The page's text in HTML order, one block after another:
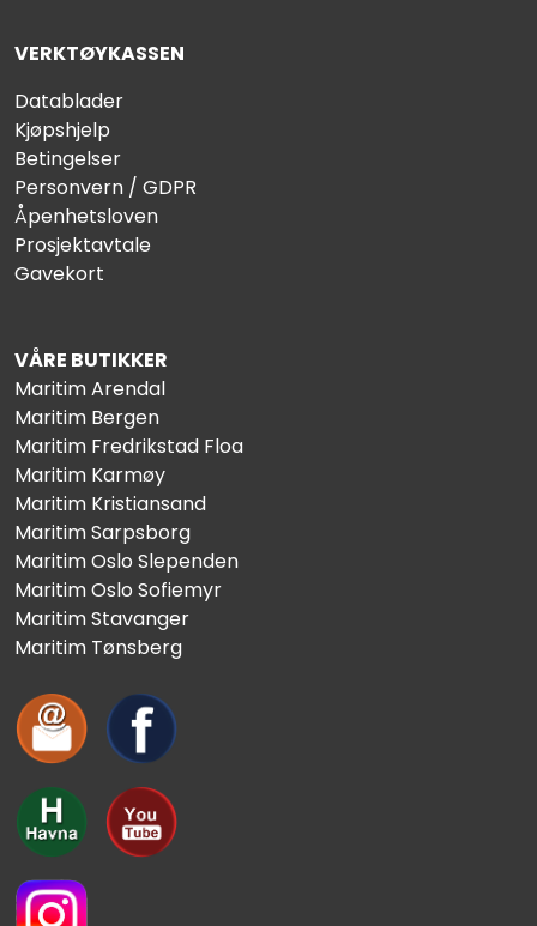
VERKTØYKASSEN
Datablader
Kjøpshjelp
Betingelser
Personvern / GDPR
Åpenhetsloven
Prosjektavtale
Gavekort
VÅRE BUTIKKER
Maritim Arendal
Maritim Bergen
Maritim Fredrikstad Floa
Maritim Karmøy
Maritim Kristiansand
Maritim Sarpsborg
Maritim Oslo Slependen
Maritim Oslo Sofiemyr
Maritim Stavanger
Maritim Tønsberg